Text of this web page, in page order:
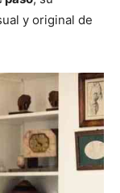
y original de